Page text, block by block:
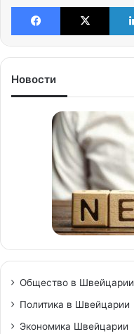
Facebook X
Новости
Общество в Швейцарии
Политика в Швейцарии
Экономика Швейцарии